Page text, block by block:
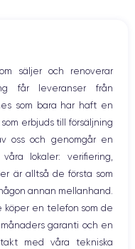
processeur
GHz
rapide
25W
de SIM
säljer och renoverar
får leveranser från
som bara har haft en
erbjuds till försäljning
oss och genomgår en
lokaler: verifiering,
är alltså de första som
annan mellanhand.
köper en telefon som de
garanti och en
med våra tekniska